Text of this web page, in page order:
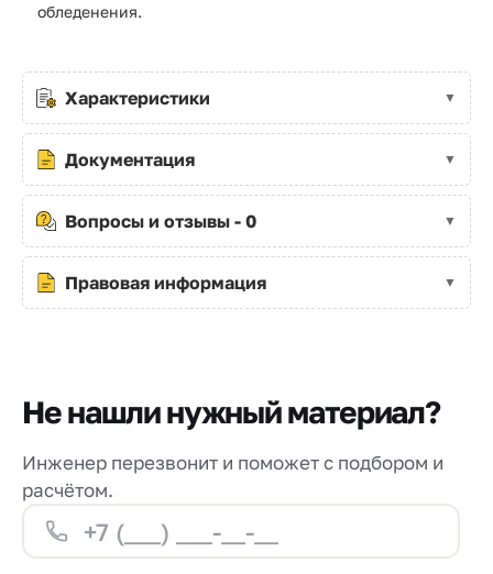
обледенения.
Характеристики
Документация
Вопросы и отзывы - 0
Правовая информация
Не нашли нужный материал?
Инженер перезвонит и поможет с подбором и
расчётом.